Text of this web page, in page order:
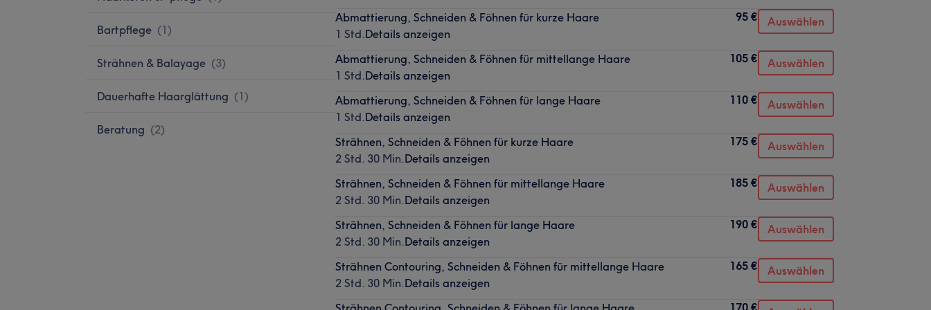
Bartpflege (1)
Strähnen & Balayage (3)
Dauerhafte Haarglättung (1)
Beratung (2)
Abmattierung, Schneiden & Föhnen für kurze Haare
1 Std.Details anzeigen
95 € Auswählen
Abmattierung, Schneiden & Föhnen für mittellange Haare
1 Std.Details anzeigen
105 € Auswählen
Abmattierung, Schneiden & Föhnen für lange Haare
1 Std.Details anzeigen
110 € Auswählen
Strähnen, Schneiden & Föhnen für kurze Haare
2 Std. 30 Min.Details anzeigen
175 € Auswählen
Strähnen, Schneiden & Föhnen für mittellange Haare
2 Std. 30 Min.Details anzeigen
185 € Auswählen
Strähnen, Schneiden & Föhnen für lange Haare
2 Std. 30 Min.Details anzeigen
190 € Auswählen
Strähnen Contouring, Schneiden & Föhnen für mittellange Haare
2 Std. 30 Min.Details anzeigen
165 € Auswählen
170 €